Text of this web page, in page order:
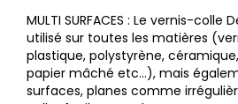
MULTI SURFACES : Le vernis-
utilisé sur toutes les matières
plastique, polystyrène,
papier mâché etc…), mais
surfaces, planes comme